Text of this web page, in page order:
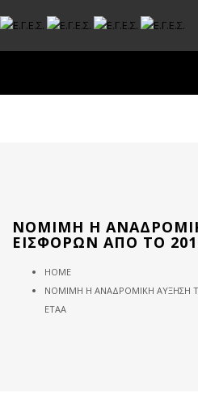
ΝΌΜΙΜΗ Η
ΕΙΣΦΟΡΏΝ ΑΠΌ ΤΟ
HOME
ΝΌΜΙΜΗ Η ΑΝΑΔΡΟΜΙΚΉ ΑΎΞΗΣΗ
ΕΤΑΑ